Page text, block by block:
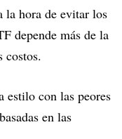
hora de evitar los
depende más de la
costos.
estilo con las peores
en las